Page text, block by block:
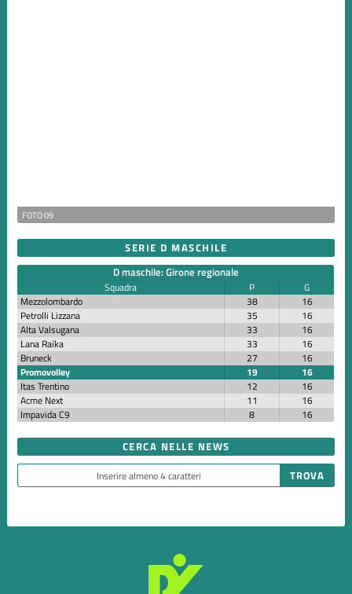
FOTO 09
SERIE D MASCHILE
D maschile: Girone regionale
Squadra P
G
Mezzolombardo
38
16
Petrolli Lizzana
35
16
Alta Valsugana
33
16
Lana Raika
33
16
Bruneck
27
16
Promovolley
19
16
Itas Trentino
12
16
Acme Next
11
16
Impavida C9
8 16
CERCA NELLE NEWS